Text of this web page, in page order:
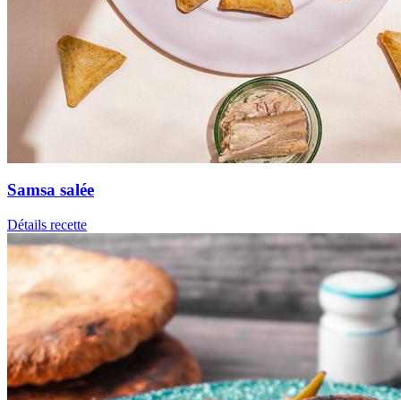
Samsa salée
Détails recette